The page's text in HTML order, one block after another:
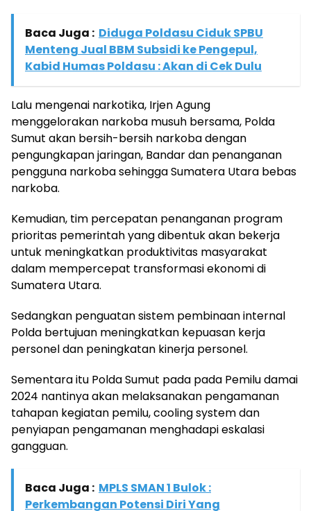
Baca Juga : Diduga Poldasu Ciduk SPBU
Menteng Jual BBM Subsidi ke Pengepul,
Kabid Humas Poldasu : Akan di Cek Dulu
Lalu mengenai narkotika, Irjen Agung
menggelorakan narkoba musuh bersama, Polda
Sumut akan bersih-bersih narkoba dengan
pengungkapan jaringan, Bandar dan penanganan
pengguna narkoba sehingga Sumatera Utara bebas
narkoba.
Kemudian, tim percepatan penanganan program
prioritas pemerintah yang dibentuk akan bekerja
untuk meningkatkan produktivitas masyarakat
dalam mempercepat transformasi ekonomi di
Sumatera Utara.
Sedangkan penguatan sistem pembinaan internal
Polda bertujuan meningkatkan kepuasan kerja
personel dan peningkatan kinerja personel.
Sementara itu Polda Sumut pada pada Pemilu damai
2024 nantinya akan melaksanakan pengamanan
tahapan kegiatan pemilu, cooling system dan
penyiapan pengamanan menghadapi eskalasi
gangguan.
Baca Juga : MPLS SMAN 1 Bulok :
Perkembangan Potensi Diri Yang